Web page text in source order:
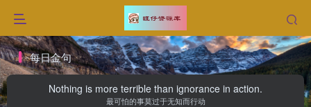
每日金句
Nothing is more terrible than ignorance in action.
最可怕的事莫过于无知而行动